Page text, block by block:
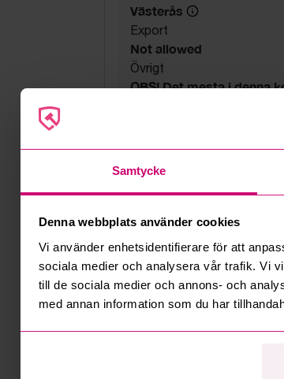
Samtycke
Denna webbplats använder cookies
Vi använder enhetsidentifierare för att
sociala medier och analysera vår trafik. Vi
till de sociala medier och annons- och
med annan information som du har
Västerås
Export
Not allowed
Övrigt
OBS! Det mesta i denna